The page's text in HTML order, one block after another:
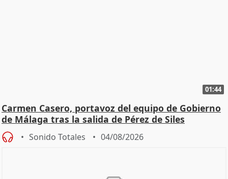
01:44
Carmen Casero, portavoz del equipo de Gobierno
de Málaga tras la salida de Pérez de Siles
Sonido Totales 04/08/2026